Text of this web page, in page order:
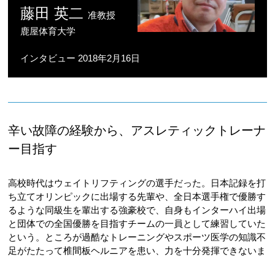
藤田 英二准教授
鹿屋体育大学
インタビュー 2018年2月16日
辛い故障の経験から、アスレティックトレーナ
ー目指す
高校時代はウェイトリフティングの選手だった。日本記録を打
ち立てオリンピックに出場する先輩や、全日本選手権で優勝す
るような同級生を輩出する強豪校で、自身もインターハイ出場
と団体での全国優勝を目指すチームの一員として練習していた
という。ところが過酷なトレーニングやスポーツ医学の知識不
足がたたって椎間板ヘルニアを患い、力を十分発揮できないま